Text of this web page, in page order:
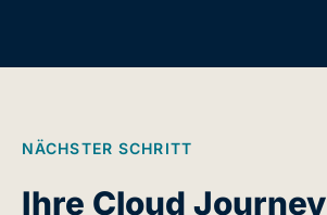
NÄCHSTER SCHRITT
Ihre Cloud Journey